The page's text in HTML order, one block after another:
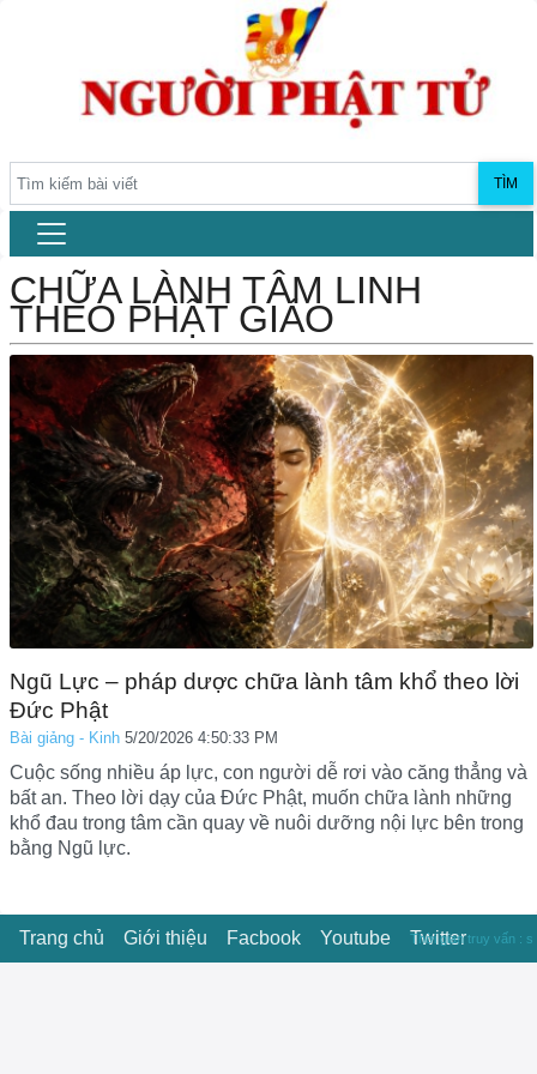
TÌM
CHỮA LÀNH TÂM LINH
THEO PHẬT GIÁO
Ngũ Lực – pháp dược chữa lành tâm khổ theo lời
Đức Phật
Bài giảng - Kinh 5/20/2026 4:50:33 PM
Cuộc sống nhiều áp lực, con người dễ rơi vào căng thẳng và
bất an. Theo lời dạy của Đức Phật, muốn chữa lành những
khổ đau trong tâm cần quay về nuôi dưỡng nội lực bên trong
bằng Ngũ lực.
Trang chủ Giới thiệu Facbook Youtube Twitter
Thời gian truy vấn : s